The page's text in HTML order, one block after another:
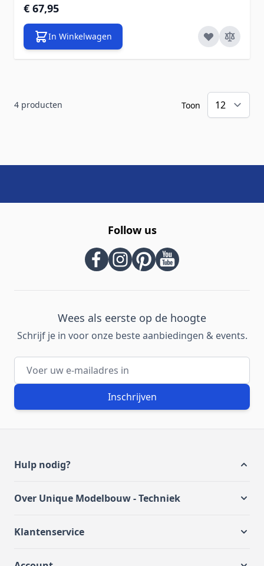
€ 67,95
In Winkelwagen
4 producten Toon
Follow us
Wees als eerste op de hoogte
Schrijf je in voor onze beste aanbiedingen & events.
E-mailadres
Inschrijven
Hulp nodig?
Over Unique Modelbouw - Techniek
Klantenservice